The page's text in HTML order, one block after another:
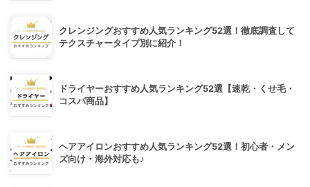
クレンジングおすすめ人気ランキング52選！徹底調査して
テクスチャータイプ別に紹介！
ドライヤーおすすめ人気ランキング52選【速乾・くせ毛・
コスパ商品】
ヘアアイロンおすすめ人気ランキング52選！初心者・メン
ズ向け・海外対応も♪